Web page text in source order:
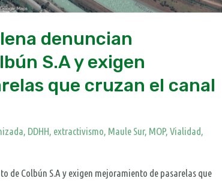
denuncian
S.A y exigen
que cruzan el canal
, DDHH, extractivismo, Maule Sur, MOP, Vialidad,
de Colbún S.A y exigen mejoramiento de pasarelas que